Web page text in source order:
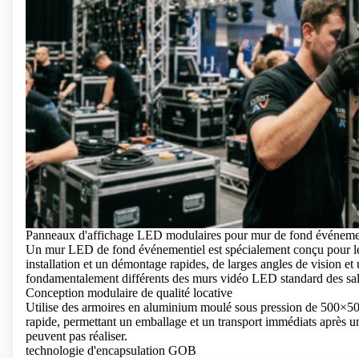
Panneaux d'affichage LED modulaires pour mur de fond
Un mur LED de fond événementiel est spécialement conçu pour
installation et un démontage rapides, de larges angles de vision
fondamentalement différents des murs vidéo LED standard des
Conception modulaire de qualité locative
Utilise des armoires en aluminium moulé sous pression de
rapide, permettant un emballage et un transport immédiats après
peuvent pas réaliser.
technologie d'encapsulation GOB